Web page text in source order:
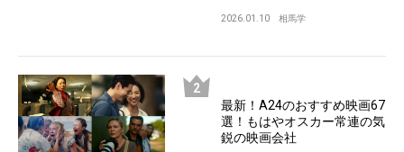
2026.01.10 相馬学
最新！A24のおすすめ映画67
選！もはやオスカー常連の気
鋭の映画会社